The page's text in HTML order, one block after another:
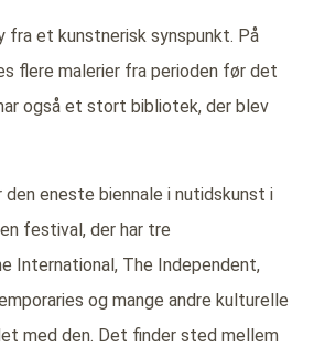
fra et kunstnerisk synspunkt. På
flere malerier fra perioden før det
også et stort bibliotek, der blev
den eneste biennale i nutidskunst i
festival, der har tre
International, The Independent,
og mange andre kulturelle
med den. Det finder sted mellem